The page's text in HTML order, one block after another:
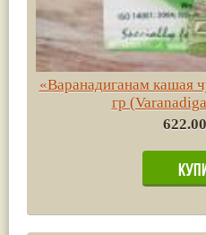
«Варанадиганам кашая
гр